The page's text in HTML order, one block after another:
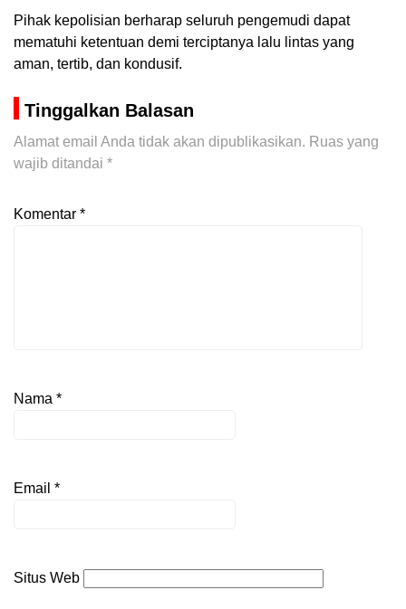
Pihak kepolisian berharap seluruh pengemudi dapat
mematuhi ketentuan demi terciptanya lalu lintas yang
aman, tertib, dan kondusif.
Tinggalkan Balasan
Alamat email Anda tidak akan dipublikasikan. Ruas yang
wajib ditandai *
Komentar *
Nama *
Email *
Situs Web